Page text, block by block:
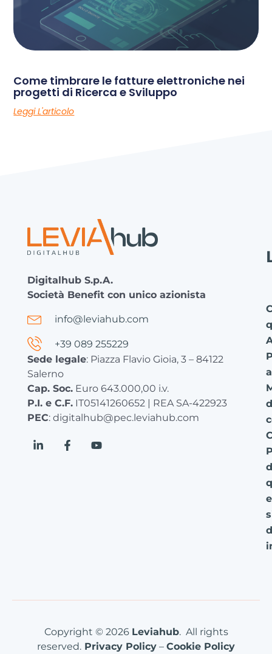
Come timbrare le fatture elettroniche nei
progetti di Ricerca e Sviluppo
Leggi L'articolo
Digitalhub S.p.A.
Società Benefit con unico azionista
info@leviahub.com
+39 089 255229
Sede legale: Piazza Flavio Gioia, 3 – 84122
Salerno
Cap. Soc. Euro 643.000,00 i.v.
P.I. e C.F. IT05141260652 | REA SA-422923
PEC: digitalhub@pec.leviahub.com
e
Copyright © 2026 Leviahub. All rights
reserved. Privacy Policy – Cookie Policy